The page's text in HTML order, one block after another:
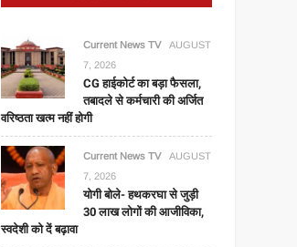
Current News TV
AUGUST
7, 2026
CG हाईकोर्ट का बड़ा फैसला,
तबादले से कर्मचारी की अर्जित
वरिष्ठता खत्म नहीं होगी
Current News TV
AUGUST
7, 2026
योगी बोले- हथकरघा से जुड़ी
30 लाख लोगों की आजीविका,
स्वदेशी को दें बढ़ावा